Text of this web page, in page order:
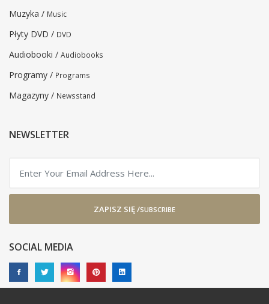
Muzyka / Music
Płyty DVD / DVD
Audiobooki / Audiobooks
Programy / Programs
Magazyny / Newsstand
NEWSLETTER
ZAPISZ SIĘ /SUBSCRIBE
SOCIAL MEDIA